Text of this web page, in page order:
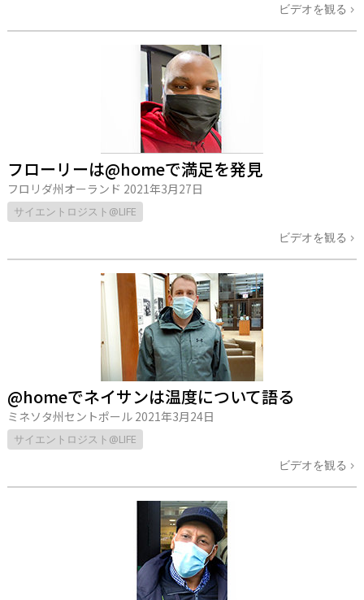
ビデオを観る
フローリーは@homeで満足を発見
フロリダ州オーランド 2021年3月27日
サイエントロジスト@LIFE
ビデオを観る
@homeでネイサンは温度について語る
ミネソタ州セントポール 2021年3月24日
サイエントロジスト@LIFE
ビデオを観る